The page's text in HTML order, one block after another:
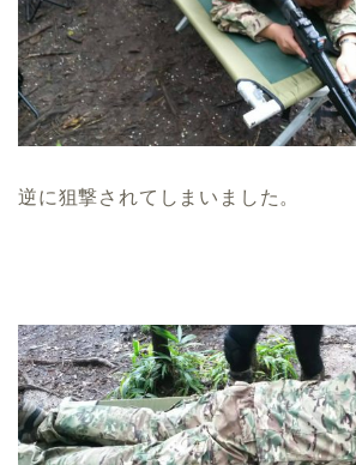
逆に狙撃されてしまいました。